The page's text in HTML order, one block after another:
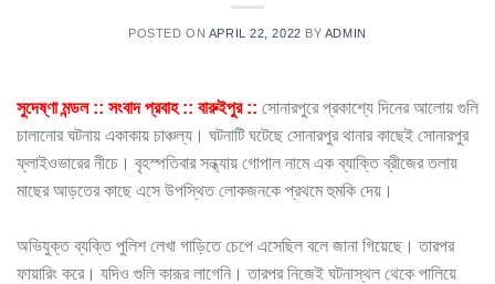
POSTED ON APRIL 22, 2022 BY ADMIN
সুদেষ্ণা মন্ডল :: সংবাদ প্রবাহ :: বারুইপুর :: সোনারপুরে প্রকাশ্যে দিনের আলোয় গুলি
চালানোর ঘটনায় একাকায় চাঞ্চল্য। ঘটনাটি ঘটেছে সোনারপুর থানার কাছেই সোনারপুর
ফ্লাইওভারের নীচে। বৃহস্পতিবার সন্ধ্যায় গোপাল নামে এক ব্যাক্তি ব্রীজের তলায়
মাছের আড়তের কাছে এসে উপস্থিত লোকজনকে প্রথমে হুমকি দেয়।
অভিযুক্ত ব্যক্তি পুলিশ লেখা গাড়িতে চেপে এসেছিল বলে জানা গিয়েছে। তারপর
ফায়ারিং করে। যদিও গুলি কারূর লাগেনি। তারপর নিজেই ঘটনাস্থল থেকে পালিয়ে